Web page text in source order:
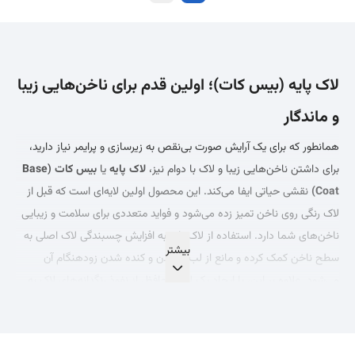
لاک پایه (بیس کات)؛ اولین قدم برای ناخن‌هایی زیبا
و ماندگار
همانطور که برای یک آرایش صورت بی‌نقص به زیرسازی و پرایمر نیاز دارید،
برای داشتن ناخن‌هایی زیبا و لاک با دوام نیز، لاک پایهیا
بیس کات (Base
Coat) نقشی حیاتی ایفا می‌کند. این محصول اولین لایه‌ای است که قبل از
لاک رنگی روی ناخن تمیز زده می‌شود و فواید متعددی برای سلامت و زیبایی
ناخن‌های شما دارد. استفاده از لاک پایه به افزایش چسبندگی لاک اصلی به
سطح ناخن کمک کرده و مانع از لب‌پر شدن و کنده شدن زودهنگام آن